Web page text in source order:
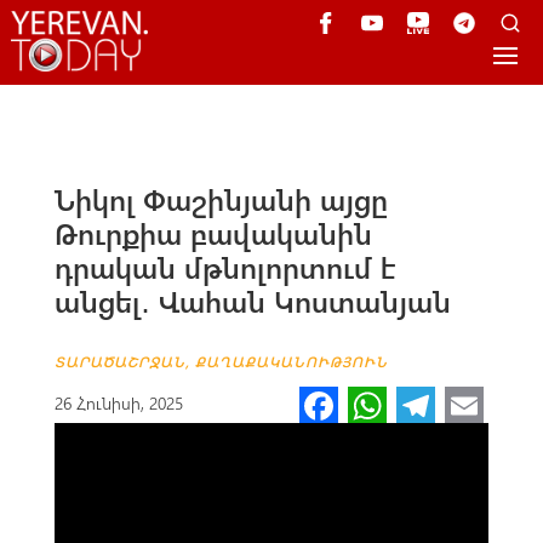
Նիկոլ Փաշինյանի այցը
Թուրքիա բավականին
դրական մթնոլորտում է
անցել․ Վահան Կոստանյան
ՏԱՐԱԾԱՇՐՋԱՆ, ՔԱՂԱՔԱԿԱՆՈՒԹՅՈՒՆ
26 Հունիսի, 2025 Fa W Te